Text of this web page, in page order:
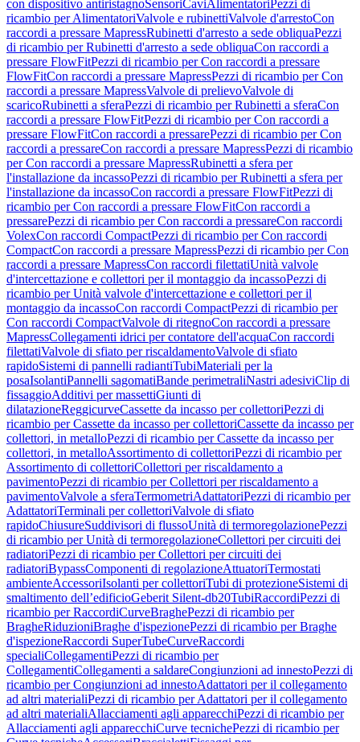
con dispositivo antiristagnoSensoriCaviAlimentatori Pezzi di
ricambio per AlimentatoriValvole e rubinettiValvole d'arrestoCon
raccordi a pressare MapressRubinetti d'arresto a sede obliquaPezzi
di ricambio per Rubinetti d'arresto a sede obliquaCon raccordi a
pressare FlowFitPezzi di ricambio per Con raccordi a pressare
FlowFitCon raccordi a pressare MapressPezzi di ricambio per Con
raccordi a pressare MapressValvole di prelievoValvole di
scaricoRubinetti a sferaPezzi di ricambio per Rubinetti a sferaCon
raccordi a pressare FlowFitPezzi di ricambio per Con raccordi a
pressare FlowFitCon raccordi a pressarePezzi di ricambio per Con
raccordi a pressareCon raccordi a pressare MapressPezzi di ricambio
per Con raccordi a pressare MapressRubinetti a sfera per
l'installazione da incassoPezzi di ricambio per Rubinetti a sfera per
l'installazione da incassoCon raccordi a pressare FlowFitPezzi di
ricambio per Con raccordi a pressare FlowFitCon raccordi a
pressarePezzi di ricambio per Con raccordi a pressareCon raccordi
VolexCon raccordi CompactPezzi di ricambio per Con raccordi
CompactCon raccordi a pressare MapressPezzi di ricambio per Con
raccordi a pressare MapressCon raccordi filettatiUnità valvole
d'intercettazione e collettori per il montaggio da incassoPezzi di
ricambio per Unità valvole d'intercettazione e collettori per il
montaggio da incassoCon raccordi CompactPezzi di ricambio per
Con raccordi CompactValvole di ritegnoCon raccordi a pressare
MapressCollegamenti idrici per contatore dell'acquaCon raccordi
filettatiValvole di sfiato per riscaldamentoValvole di sfiato
rapidoSistemi di pannelli radiantiTubiMateriali per la
posaIsolantiPannelli sagomatiBande perimetraliNastri adesiviClip di
fissaggioAdditivi per massettiGiunti di
dilatazioneReggicurveCassette da incasso per collettoriPezzi di
ricambio per Cassette da incasso per collettoriCassette da incasso per
collettori, in metalloPezzi di ricambio per Cassette da incasso per
collettori, in metalloAssortimento di collettoriPezzi di ricambio per
Assortimento di collettoriCollettori per riscaldamento a
pavimentoPezzi di ricambio per Collettori per riscaldamento a
pavimentoValvole a sferaTermometriAdattatoriPezzi di ricambio per
AdattatoriTerminali per collettoriValvole di sfiato
rapidoChiusureSuddivisori di flussoUnità di termoregolazionePezzi
di ricambio per Unità di termoregolazioneCollettori per circuiti dei
radiatoriPezzi di ricambio per Collettori per circuiti dei
radiatoriBypassComponenti di regolazioneAttuatoriTermostati
ambienteAccessoriIsolanti per collettoriTubi di protezioneSistemi di
smaltimento dell’edificioGeberit Silent-db20TubiRaccordiPezzi di
ricambio per RaccordiCurveBraghePezzi di ricambio per
BragheRiduzioniBraghe d'ispezionePezzi di ricambio per Braghe
d'ispezioneRaccordi SuperTubeCurveRaccordi
specialiCollegamentiPezzi di ricambio per
CollegamentiCollegamenti a saldareCongiunzioni ad innestoPezzi di
ricambio per Congiunzioni ad innestoAdattatori per il collegamento
ad altri materialiPezzi di ricambio per Adattatori per il collegamento
ad altri materialiAllacciamenti agli apparecchiPezzi di ricambio per
Allacciamenti agli apparecchiCurve tecnichePezzi di ricambio per